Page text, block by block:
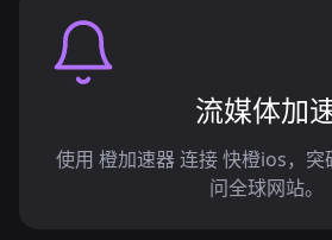
流媒体加
使用 橙加速器 连接 快橙ios，
问全球网站。